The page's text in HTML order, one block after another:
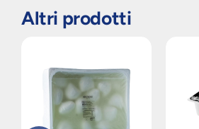
Altri prodotti